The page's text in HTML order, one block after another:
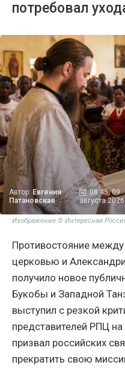
потребовал
Автор: Евгения
Патановская
08:45, 09
августа 2026
Изображение © Интересная
Противостояние
церковью и
получило новое
Букобы и Западной
выступил с резкой
представителей РПЦ
призвал российских
прекратить свою